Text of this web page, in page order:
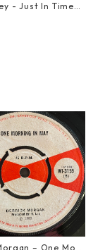
- Just In Time
– One Morn